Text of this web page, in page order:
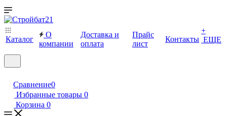
Каталог
О
компании
Доставка и
оплата
Прайс
лист
Контакты
+
ЕЩЕ
Сравнение0
Избранные товары 0
Корзина 0